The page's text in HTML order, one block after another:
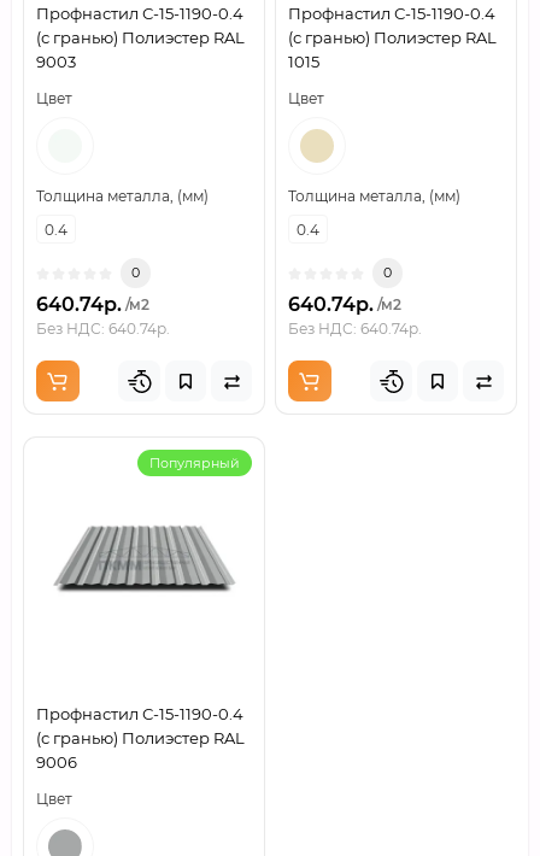
Профнастил С-15-1190-0.4
(с гранью) Полиэстер RAL
9003
Цвет
Толщина металла, (мм)
0.4
0
640.74р. /м2
Без НДС: 640.74р.
Профнастил С-15-1190-0.4
(с гранью) Полиэстер RAL
1015
Цвет
Толщина металла, (мм)
0.4
0
640.74р. /м2
Без НДС: 640.74р.
Популярный
Профнастил С-15-1190-0.4
(с гранью) Полиэстер RAL
9006
Цвет